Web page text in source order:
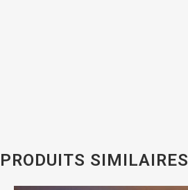
PRODUITS SIMILAIRES